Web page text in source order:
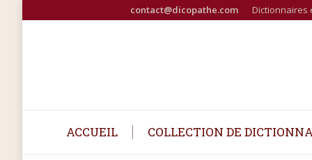
contact@dicopathe.com Dictionnaires
ACCUEIL COLLECTION DE